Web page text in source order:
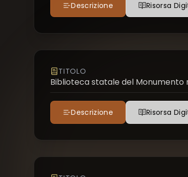
Descrizione Risorsa
TITOLO
Biblioteca statale del Monumento
Descrizione Risorsa